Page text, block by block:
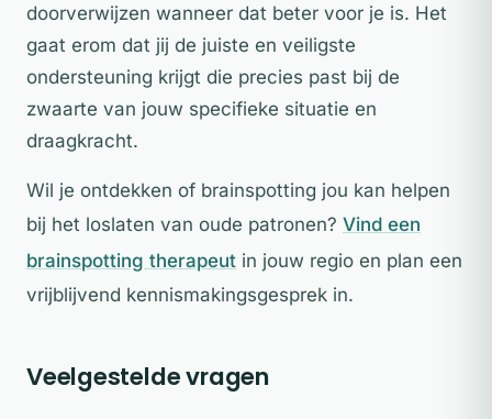
doorverwijzen wanneer dat beter voor je is. Het
gaat erom dat jij de juiste en veiligste
ondersteuning krijgt die precies past bij de
zwaarte van jouw specifieke situatie en
draagkracht.
Wil je ontdekken of brainspotting jou kan helpen
bij het loslaten van oude patronen? Vind een
brainspotting therapeut in jouw regio en plan een
vrijblijvend kennismakingsgesprek in.
Veelgestelde vragen